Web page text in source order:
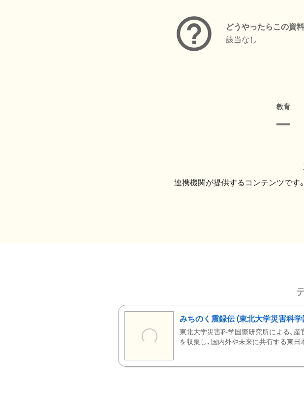
どうやったらこの資
該当なし
教育
連携機関が提供するコンテンツです。
みちのく震録伝 (東北大学災害科
東北大学災害科学国際研究所による、産
を収集し、国内外や未来に共有する東日